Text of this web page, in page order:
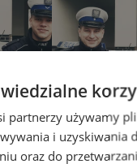
partnerzy używamy
i uzyskiwania
oraz do